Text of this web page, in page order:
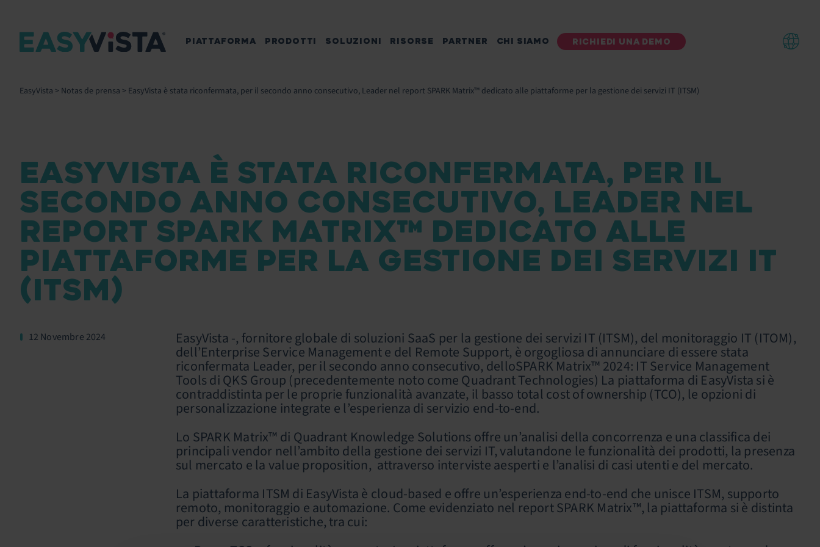
RICHIEDI UNA DEMO
PIATTAFORMA PRODOTTI SOLUZIONI RISORSE PARTNER CHI SIAMO
EasyVista > Notas de prensa > EasyVista è stata riconfermata, per il secondo anno consecutivo, Leader nel report SPARK Matrix™ dedicato alle piattaforme per la gestione dei servizi IT (ITSM)
EASYVISTA È STATA RICONFERMATA, PER IL
SECONDO ANNO CONSECUTIVO, LEADER NEL
REPORT SPARK MATRIX™ DEDICATO ALLE
PIATTAFORME PER LA GESTIONE DEI SERVIZI IT
(ITSM)
12 Novembre 2024 EasyVista -, fornitore globale di soluzioni SaaS per la gestione dei servizi IT (ITSM), del monitoraggio IT (ITOM),
dell’Enterprise Service Management e del Remote Support, è orgogliosa di annunciare di essere stata
riconfermata Leader, per il secondo anno consecutivo, delloSPARK Matrix™ 2024: IT Service Management
Tools di QKS Group (precedentemente noto come Quadrant Technologies) La piattaforma di EasyVista si è
contraddistinta per le proprie funzionalità avanzate, il basso total cost of ownership (TCO), le opzioni di
personalizzazione integrate e l’esperienza di servizio end-to-end.
Lo SPARK Matrix™ di Quadrant Knowledge Solutions offre un’analisi della concorrenza e una classifica dei
principali vendor nell’ambito della gestione dei servizi IT, valutandone le funzionalità dei prodotti, la presenza
sul mercato e la value proposition, attraverso interviste aesperti e l’analisi di casi utenti e del mercato.
La piattaforma ITSM di EasyVista è cloud-based e offre un’esperienza end-to-end che unisce ITSM, supporto
remoto, monitoraggio e automazione. Come evidenziato nel report SPARK Matrix™, la piattaforma si è distinta
per diverse caratteristiche, tra cui: